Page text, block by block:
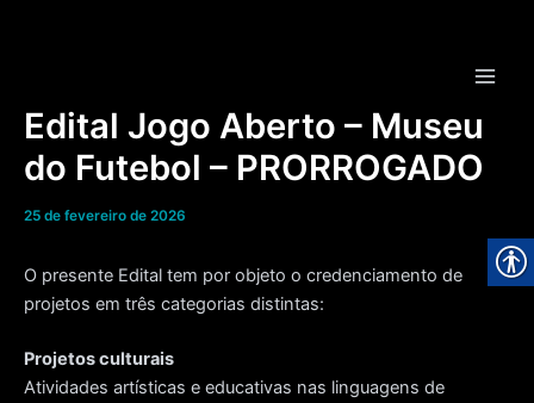
Edital Jogo Aberto – Museu
do Futebol – PRORROGADO
25 de fevereiro de 2026
O presente Edital tem por objeto o credenciamento de
projetos em três categorias distintas:
Projetos culturais
Atividades artísticas e educativas nas linguagens de